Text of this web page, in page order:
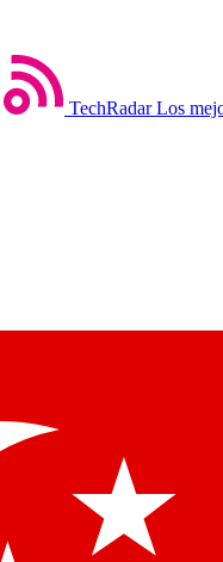
TechRadar Los